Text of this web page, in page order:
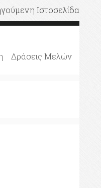
Ιστοσελίδα
Δράσεις Μελών